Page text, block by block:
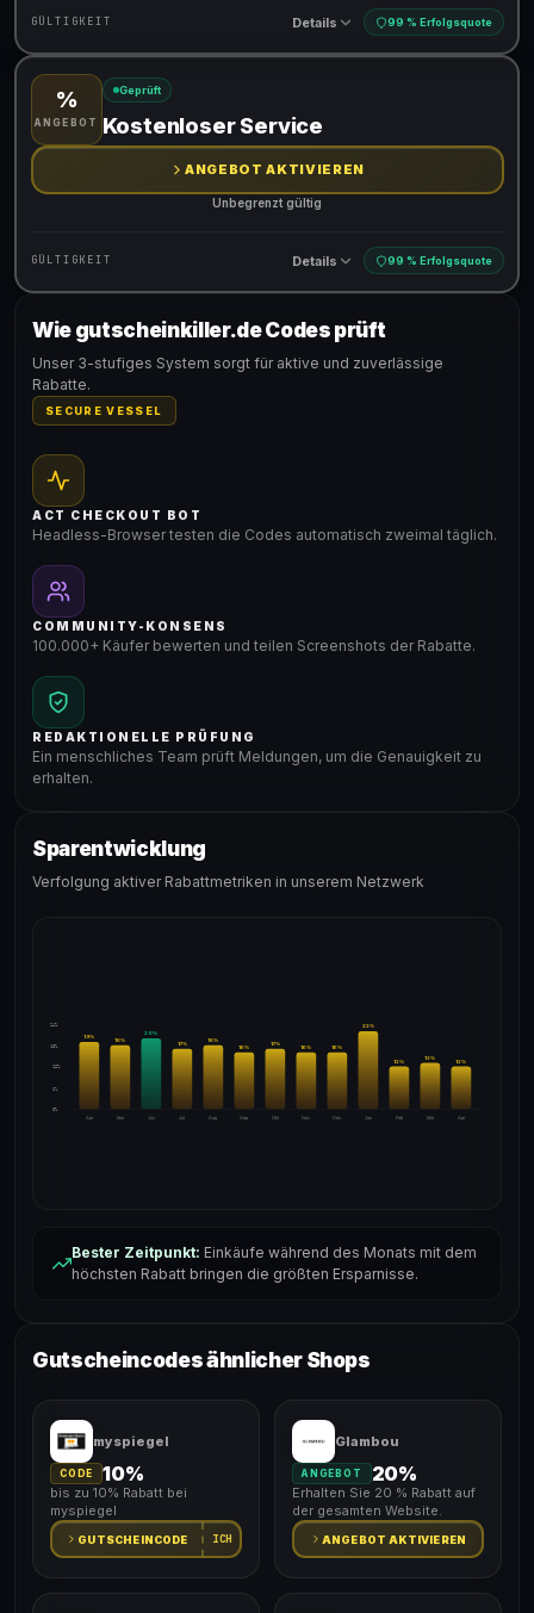
GÜLTIGKEIT Details 99 % Erfolgsquote
Gültig für teilnehmende Produkte
%
ANGEBOT
Geprüft
Kostenloser Service
ANGEBOT AKTIVIEREN
Unbegrenzt gültig
GÜLTIGKEIT Details 99 % Erfolgsquote
Gültig für teilnehmende Produkte
Wie gutscheinkiller.de Codes prüft
Unser 3-stufiges System sorgt für aktive und zuverlässige
Rabatte.
SECURE VESSEL
ACT CHECKOUT BOT
Headless-Browser testen die Codes automatisch zweimal täglich.
COMMUNITY-KONSENS
100.000+ Käufer bewerten und teilen Screenshots der Rabatte.
REDAKTIONELLE PRÜFUNG
Ein menschliches Team prüft Meldungen, um die Genauigkeit zu
erhalten.
Sparentwicklung
Verfolgung aktiver Rabattmetriken in unserem Netzwerk
24%
18%
12%
6%
0%
Apr
19%
Mai
18%
Jun
20%
Jul
17%
Aug
18%
Sep
16%
Okt
17%
Nov
16%
Dez
16%
Jan
22%
Feb
12%
Mär
13%
Apr
12%
Bester Zeitpunkt: Einkäufe während des Monats mit dem
höchsten Rabatt bringen die größten Ersparnisse.
Gutscheincodes ähnlicher Shops
myspiegel
CODE 10%
bis zu 10% Rabatt bei
myspiegel
GUTSCHEINCODE ICH
Glambou
ANGEBOT 20%
Erhalten Sie 20 % Rabatt auf
der gesamten Website.
ANGEBOT AKTIVIEREN